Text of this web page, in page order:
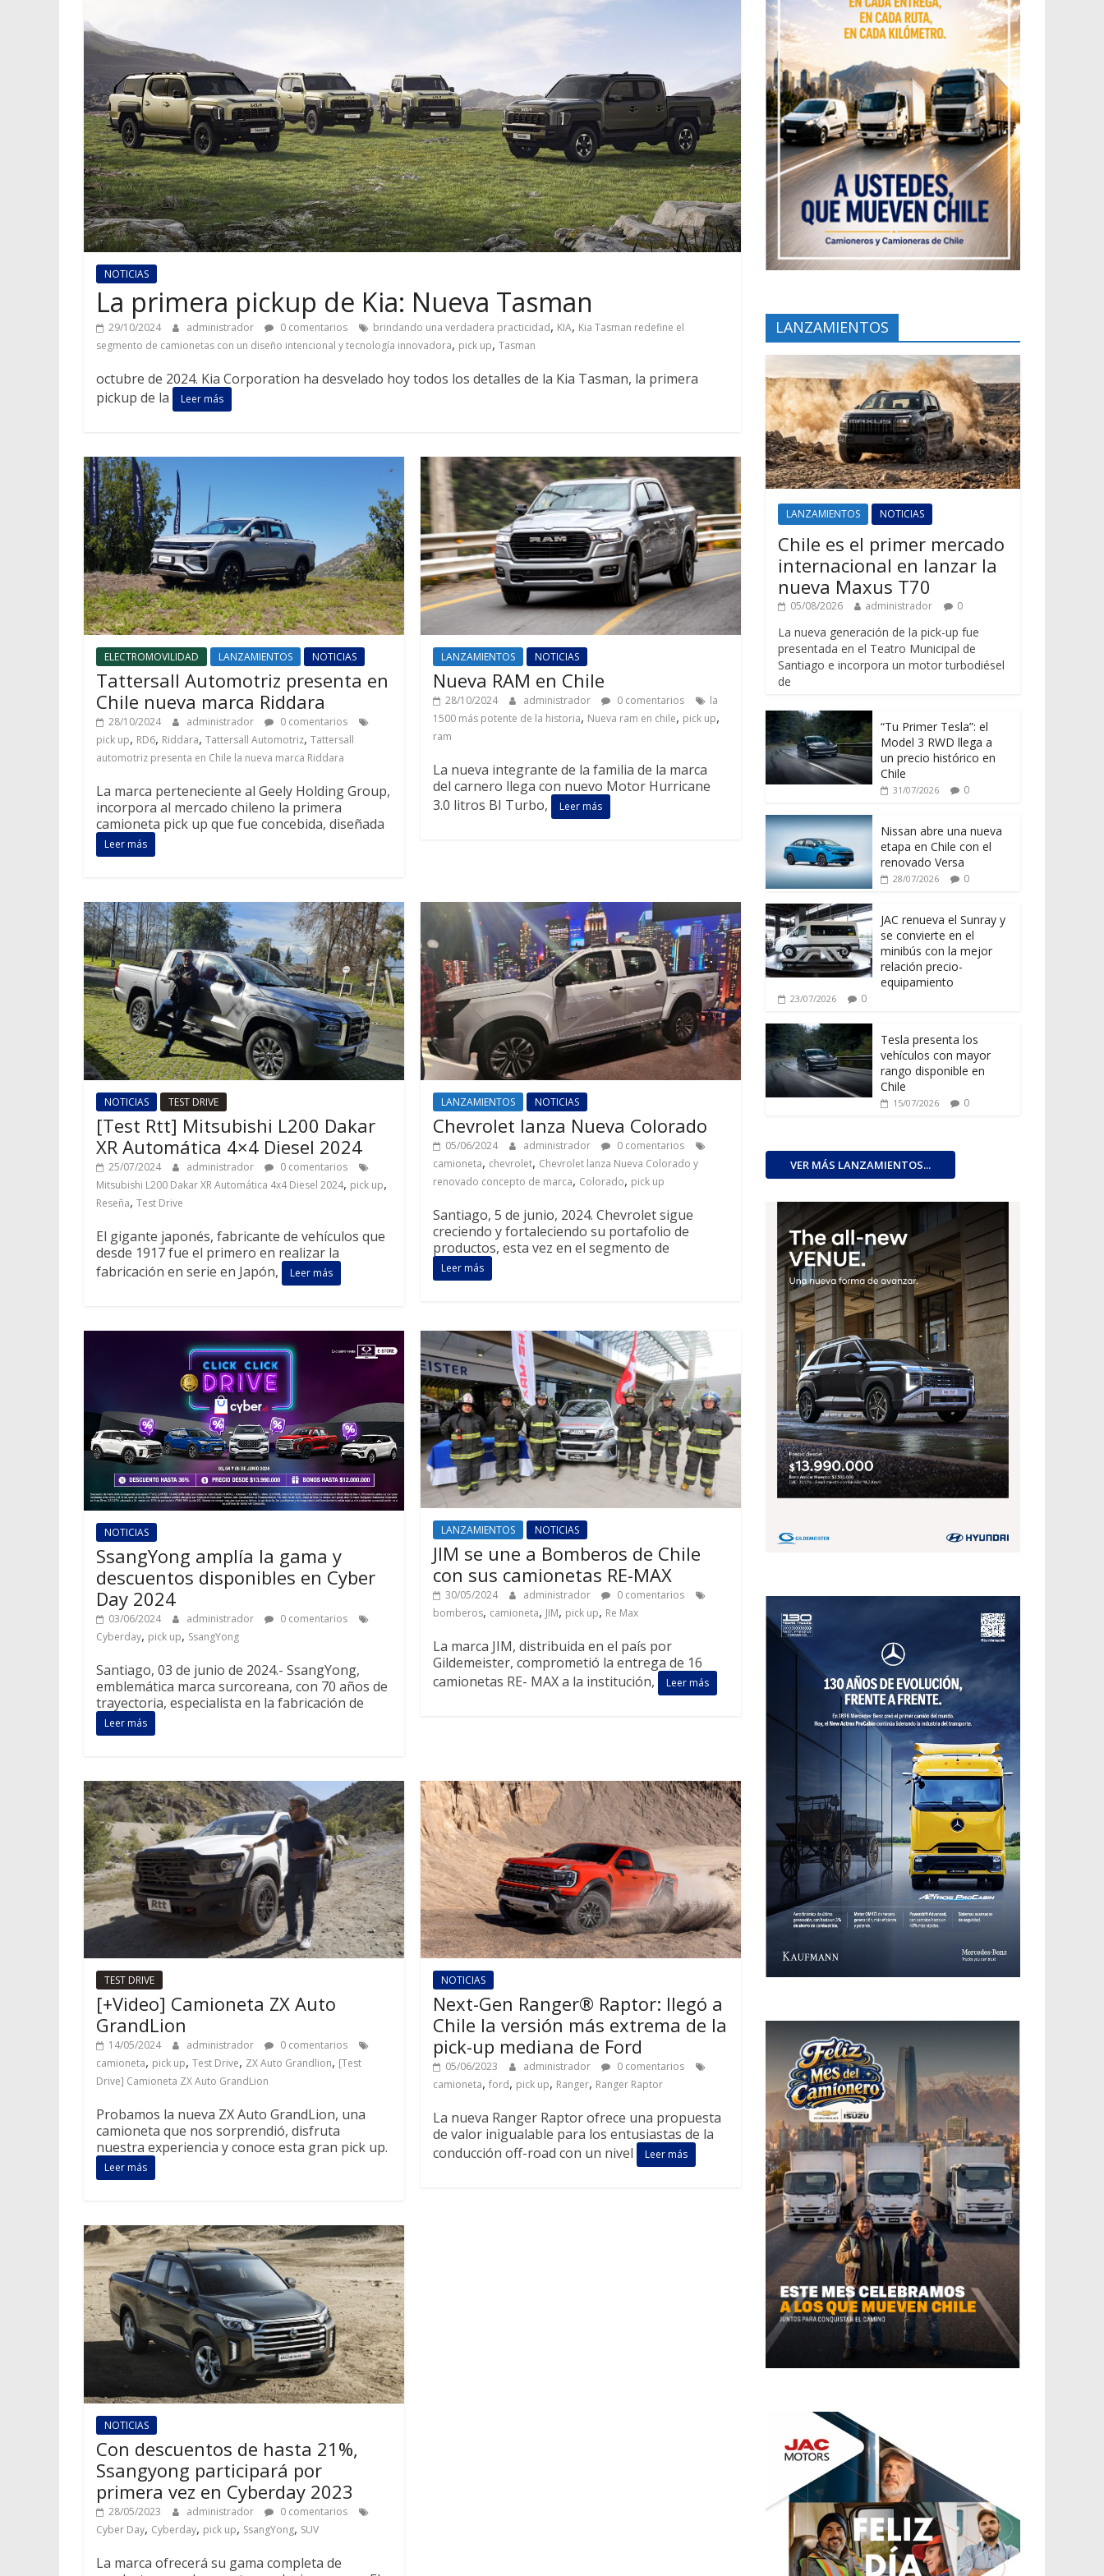
NOTICIAS
La primera pickup de Kia: Nueva Tasman
29/10/2024 administrador 0 comentarios brindando una verdadera practicidad, KIA, Kia Tasman redefine el
segmento de camionetas con un diseño intencional y tecnología innovadora, pick up, Tasman
octubre de 2024. Kia Corporation ha desvelado hoy todos los detalles de la Kia Tasman, la primera
pickup de la
Leer más
ELECTROMOVILIDAD LANZAMIENTOS NOTICIAS
Tattersall Automotriz presenta en
Chile nueva marca Riddara
28/10/2024 administrador
0 comentarios
pick up, RD6, Riddara, Tattersall Automotriz, Tattersall
automotriz presenta en Chile la nueva marca Riddara
La marca perteneciente al Geely Holding Group,
incorpora al mercado chileno la primera
camioneta pick up que fue concebida, diseñada
Leer más
LANZAMIENTOS NOTICIAS
Nueva RAM en Chile
28/10/2024 administrador 0 comentarios
la
1500 más potente de la historia, Nueva ram en chile, pick up,
ram
La nueva integrante de la familia de la marca
del carnero llega con nuevo Motor Hurricane
3.0 litros BI Turbo,
Leer más
NOTICIAS TEST DRIVE
[Test Rtt] Mitsubishi L200 Dakar
XR Automática 4×4 Diesel 2024
25/07/2024 administrador
0 comentarios
Mitsubishi L200 Dakar XR Automática 4x4 Diesel 2024, pick up,
Reseña, Test Drive
El gigante japonés, fabricante de vehículos que
desde 1917 fue el primero en realizar la
fabricación en serie en Japón,
Leer más
LANZAMIENTOS NOTICIAS
Chevrolet lanza Nueva Colorado
05/06/2024 administrador
0 comentarios
camioneta, chevrolet, Chevrolet lanza Nueva Colorado y
renovado concepto de marca, Colorado, pick up
Santiago, 5 de junio, 2024. Chevrolet sigue
creciendo y fortaleciendo su portafolio de
productos, esta vez en el segmento de
Leer más
NOTICIAS
SsangYong amplía la gama y
descuentos disponibles en Cyber
Day 2024
03/06/2024 administrador
0 comentarios
Cyberday, pick up, SsangYong
Santiago, 03 de junio de 2024.- SsangYong,
emblemática marca surcoreana, con 70 años de
trayectoria, especialista en la fabricación de
Leer más
LANZAMIENTOS NOTICIAS
JIM se une a Bomberos de Chile
con sus camionetas RE-MAX
30/05/2024 administrador
0 comentarios
bomberos, camioneta, JIM, pick up, Re Max
La marca JIM, distribuida en el país por
Gildemeister, comprometió la entrega de 16
camionetas RE- MAX a la institución,
Leer más
TEST DRIVE
[+Video] Camioneta ZX Auto
GrandLion
14/05/2024 administrador
0 comentarios
camioneta, pick up, Test Drive, ZX Auto Grandlion, [Test
Drive] Camioneta ZX Auto GrandLion
Probamos la nueva ZX Auto GrandLion, una
camioneta que nos sorprendió, disfruta
nuestra experiencia y conoce esta gran pick up.
Leer más
NOTICIAS
Next-Gen Ranger® Raptor: llegó a
Chile la versión más extrema de la
pick-up mediana de Ford
05/06/2023 administrador
0 comentarios
camioneta,ford, pick up, Ranger, Ranger Raptor
La nueva Ranger Raptor ofrece una propuesta
de valor inigualable para los entusiastas de la
conducción off-road con un nivel
Leer más
NOTICIAS
Con descuentos de hasta 21%,
Ssangyong participará por
primera vez en Cyberday 2023
28/05/2023 administrador
0 comentarios
Cyber Day, Cyberday, pick up, SsangYong, SUV
La marca ofrecerá su gama completa de
LANZAMIENTOS
LANZAMIENTOS NOTICIAS
Chile es el primer mercado
internacional en lanzar la
nueva Maxus T70
05/08/2026 administrador 0
La nueva generación de la pick-up fue
presentada en el Teatro Municipal de
Santiago e incorpora un motor turbodiésel
de
“Tu Primer Tesla”: el
Model 3 RWD llega a
un precio histórico en
Chile
31/07/2026 0
Nissan abre una nueva
etapa en Chile con el
renovado Versa
28/07/2026 0
JAC renueva el Sunray y
se convierte en el
minibús con la mejor
relación precio-
equipamiento
23/07/2026 0
Tesla presenta los
vehículos con mayor
rango disponible en
Chile
15/07/2026 0
VER MÁS LANZAMIENTOS...